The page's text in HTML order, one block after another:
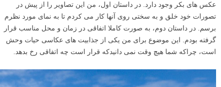
عکس های بکر وجود دارد. در داستان اول، من این تصاویر را از پیش در
تصورات خود خلق و به سختی روی آنها کار می کردم تا به نمای مورد نظرم
برسم. در داستان دوم، به صورت کاملا اتفاقی در زمان و محل مناسب قرار
گرفته بودم. این موضوع برای من یکی از جذابیت های عکاسی حیات وحش
است، چراکه شما هیچ وقت نمی دانیدکه قرار است چه اتفاقی رخ بدهد.